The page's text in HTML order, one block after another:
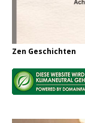
Zen Geschichten